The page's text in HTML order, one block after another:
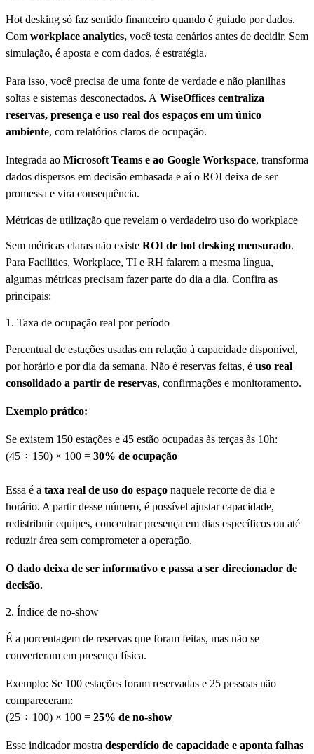
Hot desking só faz sentido financeiro quando é guiado por dados.
Com workplace analytics, você testa cenários antes de decidir. Sem
simulação, é aposta e com dados, é estratégia.
Para isso, você precisa de uma fonte de verdade e não planilhas
soltas e sistemas desconectados. A WiseOffices centraliza
reservas, presença e uso real dos espaços em um único
ambiente, com relatórios claros de ocupação.
Integrada ao Microsoft Teams e ao Google Workspace, transforma
dados dispersos em decisão embasada e aí o ROI deixa de ser
promessa e vira consequência.
Métricas de utilização que revelam o verdadeiro uso do workplace
Sem métricas claras não existe ROI de hot desking mensurado.
Para Facilities, Workplace, TI e RH falarem a mesma língua,
algumas métricas precisam fazer parte do dia a dia. Confira as
principais:
1. Taxa de ocupação real por período
Percentual de estações usadas em relação à capacidade disponível,
por horário e por dia da semana. Não é reservas feitas, é uso real
consolidado a partir de reservas, confirmações e monitoramento.
Exemplo prático:
Se existem 150 estações e 45 estão ocupadas às terças às 10h:
(45 ÷ 150) × 100 = 30% de ocupação
Essa é a taxa real de uso do espaço naquele recorte de dia e
horário. A partir desse número, é possível ajustar capacidade,
redistribuir equipes, concentrar presença em dias específicos ou até
reduzir área sem comprometer a operação.
O dado deixa de ser informativo e passa a ser direcionador de
decisão.
2. Índice de no-show
É a porcentagem de reservas que foram feitas, mas não se
converteram em presença física.
Exemplo: Se 100 estações foram reservadas e 25 pessoas não
compareceram:
(25 ÷ 100) × 100 = 25% de no-show
Esse indicador mostra desperdício de capacidade e aponta falhas